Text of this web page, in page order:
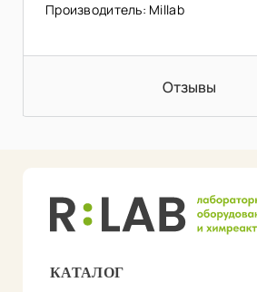
Производитель: Millab
Отзывы
КАТАЛОГ